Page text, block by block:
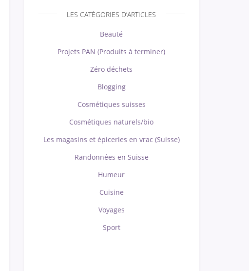
LES CATÉGORIES D’ARTICLES
Beauté
Projets PAN (Produits à terminer)
Zéro déchets
Blogging
Cosmétiques suisses
Cosmétiques naturels/bio
Les magasins et épiceries en vrac (Suisse)
Randonnées en Suisse
Humeur
Cuisine
Voyages
Sport